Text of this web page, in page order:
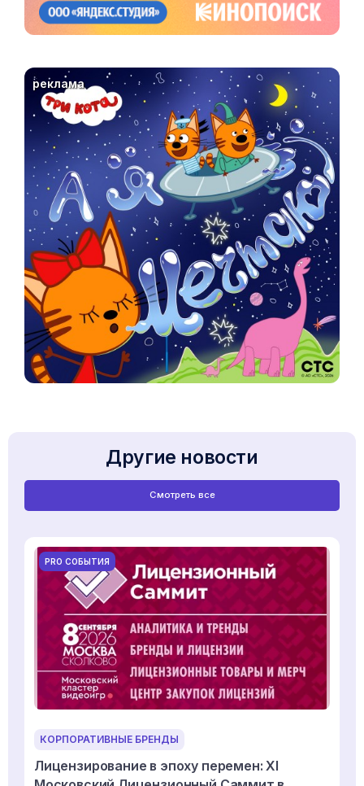
реклама
Другие новости
Смотреть все
PRO СОБЫТИЯ
КОРПОРАТИВНЫЕ БРЕНДЫ
Лицензирование в эпоху перемен: XI